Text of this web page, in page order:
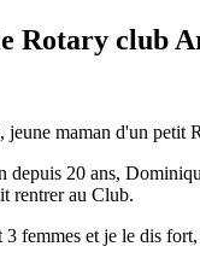
Rotary club
maman d'un petit
depuis 20 ans,
rentrer au Club.
femmes et je le dis